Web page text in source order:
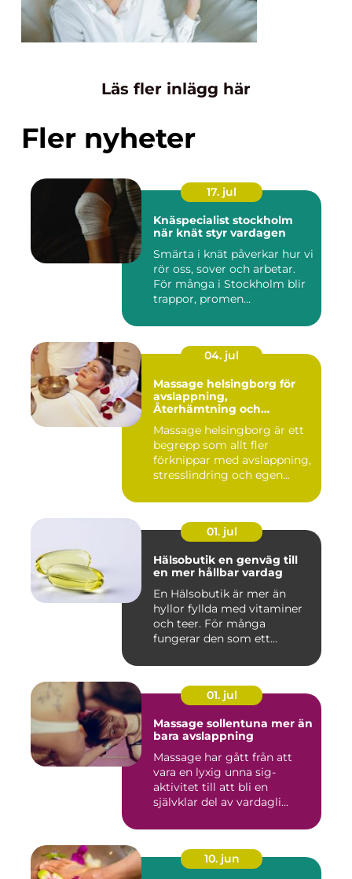
Läs fler inlägg här
Fler nyheter
17. jul
Knäspecialist stockholm
när knät styr vardagen
Smärta i knät påverkar hur vi
rör oss, sover och arbetar.
För många i Stockholm blir
trappor, promen...
04. jul
Massage helsingborg för
avslappning,
Återhämtning och
Massage helsingborg är ett
begrepp som allt fler
förknippar med avslappning,
stresslindring och egen...
01. jul
Hälsobutik en genväg till
en mer hållbar vardag
En Hälsobutik är mer än
hyllor fyllda med vitaminer
och teer. För många
fungerar den som ett
01. jul
Massage sollentuna mer än
bara avslappning
Massage har gått från att
vara en lyxig unna sig-
aktivitet till att bli en
självklar del av vardagli...
10. jun